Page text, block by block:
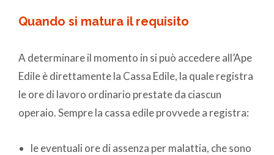
Quando si matura il requisito
A determinare il momento in si può accedere all’Ape
Edile è direttamente la Cassa Edile, la quale registra
le ore di lavoro ordinario prestate da ciascun
operaio. Sempre la cassa edile provvede a registra:
le eventuali ore di assenza per malattia, che sono